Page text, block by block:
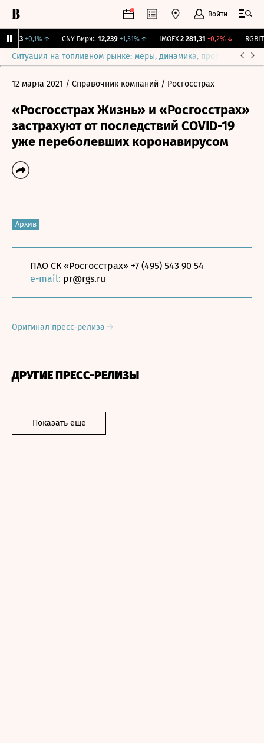
Войти
+0,1% ↑ CNY Бирж. 12,239 +1,31% ↑ IMOEX 2 281,31 -0,2%↓ RGBITR
Ситуация на топливном рынке: меры, динамика, прогнозы
12 марта 2021 / Справочник компаний / Росгосстрах
«Росгосстрах Жизнь» и «Росгосстрах»
застрахуют от последствий COVID-19
уже переболевших коронавирусом
Архив
ПАО СК «Росгосстрах» +7 (495) 543 90 54
e-mail: pr@rgs.ru
Оригинал пресс-релиза
ДРУГИЕ ПРЕСС-РЕЛИЗЫ
Показать еще